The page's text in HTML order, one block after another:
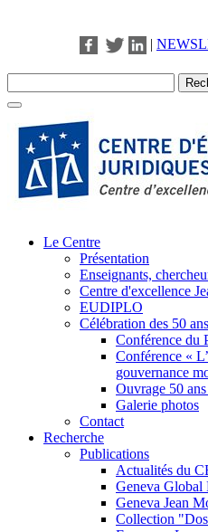
|
Le Centre
Présentation
Enseignants,
Centre d'excellence
EUDIPLO
Célébration des 50
Conférence du
Conférence «
gouvernance
Ouvrage 50
Galerie photos
Contact
Recherche
Publications
Actualités du
Geneva
Geneva Jean
Collection